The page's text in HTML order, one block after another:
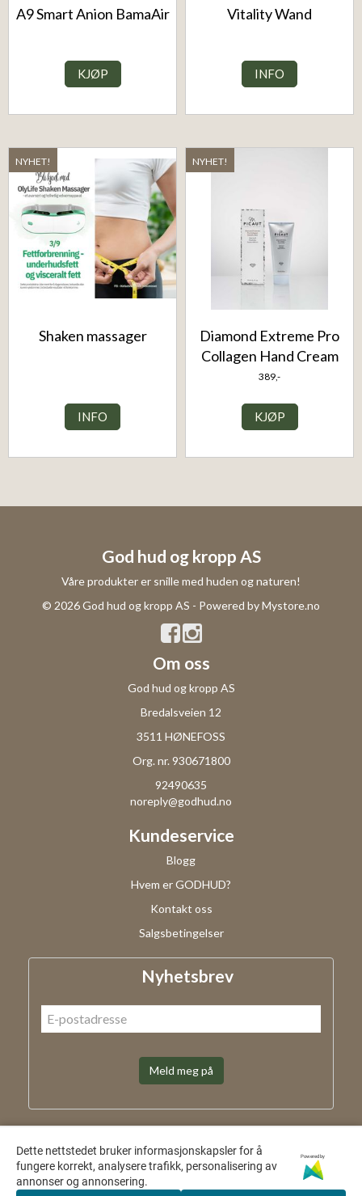
A9 Smart Anion BamaAir
KJØP
Vitality Wand
INFO
NYHET!
Shaken massager
INFO
NYHET!
Diamond Extreme Pro
Collagen Hand Cream
389,-
KJØP
God hud og kropp AS
Våre produkter er snille med huden og naturen!
© 2026 God hud og kropp AS - Powered byMystore.no
Om oss
God hud og kropp AS
Bredalsveien 12
3511 HØNEFOSS
Org. nr. 930671800
92490635
noreply@godhud.no
Kundeservice
Blogg
Hvem er GODHUD?
Kontakt oss
Salgsbetingelser
Nyhetsbrev
Meld meg på
Dette nettstedet bruker informasjonskapsler for å
fungere korrekt, analysere trafikk, personalisering av
annonser og annonsering.
Powered by